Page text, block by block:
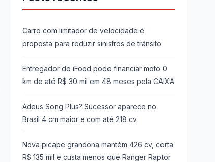
Carro com limitador de velocidade é
proposta para reduzir sinistros de trânsito
Entregador do iFood pode financiar moto 0
km de até R$ 30 mil em 48 meses pela CAIXA
Adeus Song Plus? Sucessor aparece no
Brasil 4 cm maior e com até 218 cv
Nova picape grandona mantém 426 cv, corta
R$ 135 mil e custa menos que Ranger Raptor